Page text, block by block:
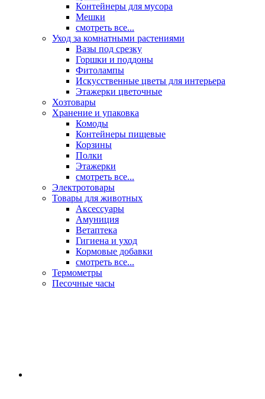
Контейнеры для мусора
Мешки
смотреть все...
Уход за комнатными растениями
Вазы под срезку
Горшки и поддоны
Фитолампы
Искусственные цветы для интерьера
Этажерки цветочные
Хозтовары
Хранение и упаковка
Комоды
Контейнеры пищевые
Корзины
Полки
Этажерки
смотреть все...
Электротовары
Товары для животных
Аксессуары
Амуниция
Ветаптека
Гигиена и уход
Кормовые добавки
смотреть все...
Термометры
Песочные часы